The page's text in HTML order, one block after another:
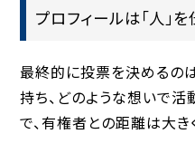
プロフィールは「人」
最終的に投票を決めるのは
持ち、どのような想いで活
で、有権者との距離は大き